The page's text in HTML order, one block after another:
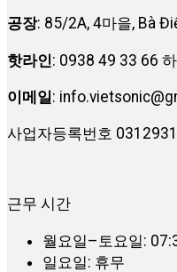
공장: 85/2A, 4마을, Bà
핫라인: 0938 49 33 66
이메일:
사업자등록번호
근무 시간
월요일–토요일:
일요일: 휴무